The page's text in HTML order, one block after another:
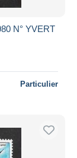
N° YVERT
Particulier